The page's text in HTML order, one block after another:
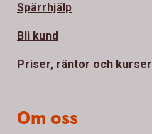
Spärrhjälp
Bli kund
Priser, räntor och kurser
Om oss